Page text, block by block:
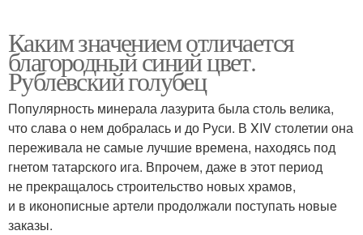
Каким значением отличается
благородный синий цвет.
Рублевский голубец
Популярность минерала лазурита была столь велика,
что слава о нем добралась и до Руси. В XIV столетии она
переживала не самые лучшие времена, находясь под
гнетом татарского ига. Впрочем, даже в этот период
не прекращалось строительство новых храмов,
и в иконописные артели продолжали поступать новые
заказы.